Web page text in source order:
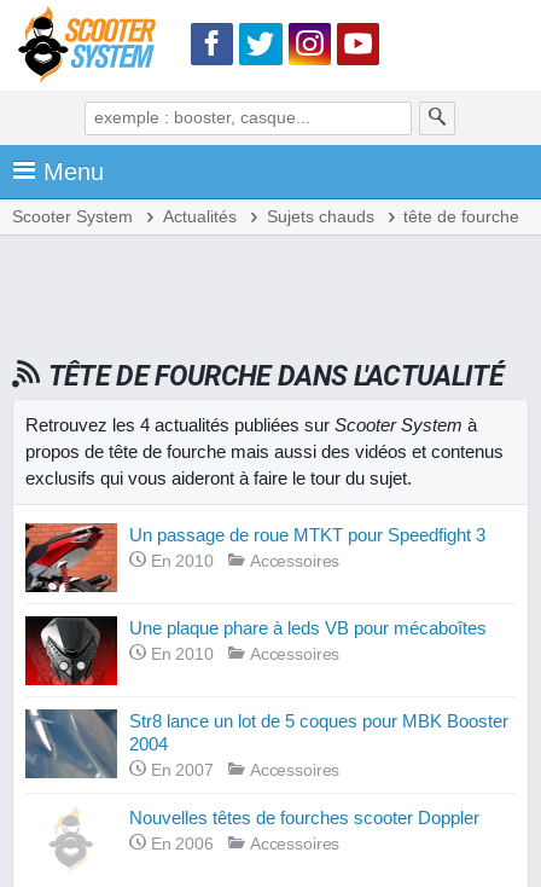
Menu
Scooter System Actualités Sujets chauds tête de fourche
TÊTE DE FOURCHE DANS L'ACTUALITÉ
Retrouvez les 4 actualités publiées sur Scooter System à
propos de tête de fourche mais aussi des vidéos et contenus
exclusifs qui vous aideront à faire le tour du sujet.
Un passage de roue MTKT pour Speedfight 3
En 2010 Accessoires
Une plaque phare à leds VB pour mécaboîtes
En 2010 Accessoires
Str8 lance un lot de 5 coques pour MBK Booster
2004
En 2007 Accessoires
Nouvelles têtes de fourches scooter Doppler
En 2006 Accessoires